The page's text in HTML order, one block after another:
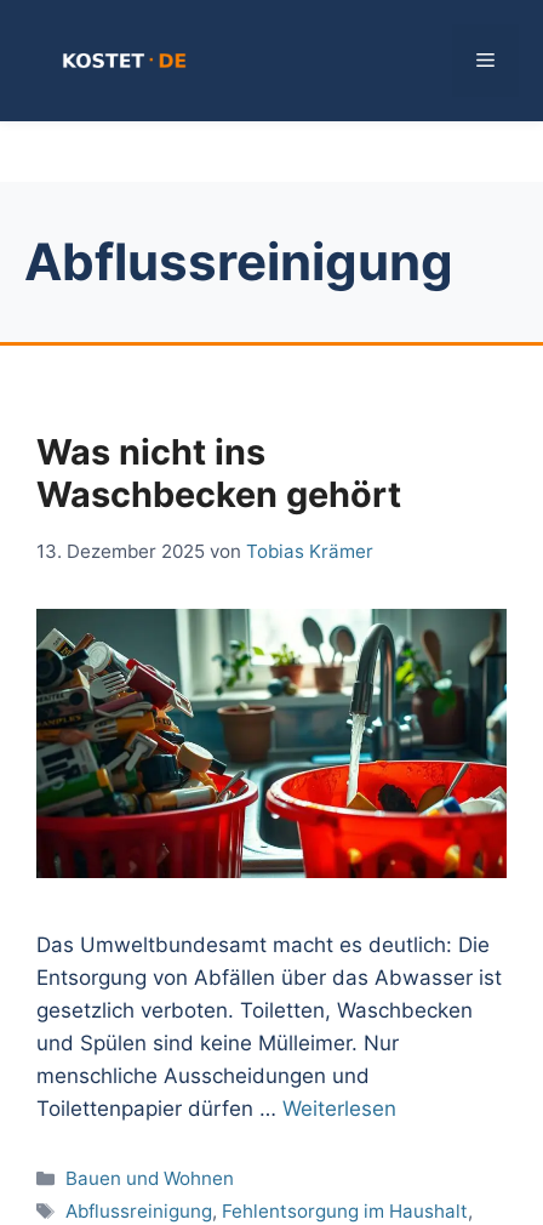
Menü
Abflussreinigung
Was nicht ins
Waschbecken gehört
13. Dezember 2025 von Tobias Krämer
Das Umweltbundesamt macht es deutlich: Die
Entsorgung von Abfällen über das Abwasser ist
gesetzlich verboten. Toiletten, Waschbecken
und Spülen sind keine Mülleimer. Nur
menschliche Ausscheidungen und
Toilettenpapier dürfen … Weiterlesen
Kategorien
Bauen und Wohnen
Schlagwörter
Abflussreinigung, Fehlentsorgung im Haushalt,